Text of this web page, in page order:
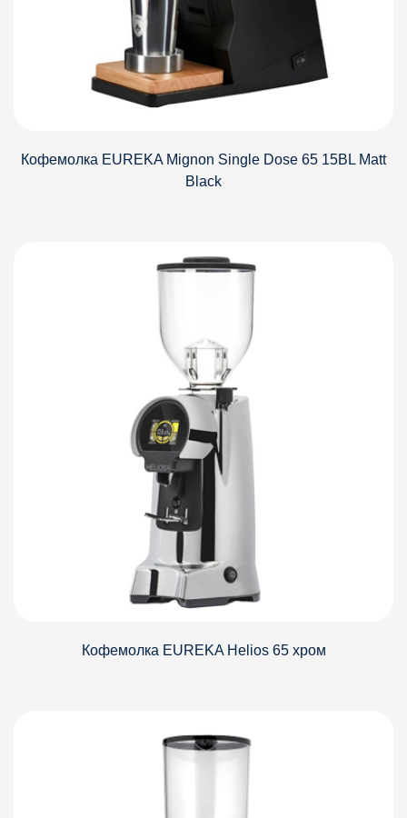
Кофемолка EUREKA Mignon Single Dose 65 15BL Matt
Black
Кофемолка EUREKA Helios 65 хром